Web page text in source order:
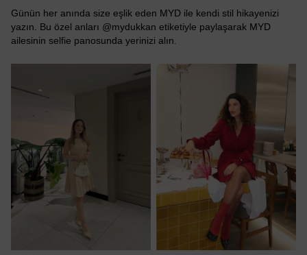
Günün her anında size eşlik eden MYD ile kendi stil hikayenizi
yazın. Bu özel anları @mydukkan etiketiyle paylaşarak MYD
ailesinin selfie panosunda yerinizi alın.